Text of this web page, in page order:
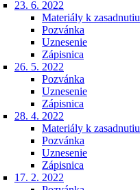
23. 6. 2022
Materiály k zasadnutiu
Pozvánka
Uznesenie
Zápisnica
26. 5. 2022
Pozvánka
Uznesenie
Zápisnica
28. 4. 2022
Materiály k zasadnutiu
Pozvánka
Uznesenie
Zápisnica
17. 2. 2022